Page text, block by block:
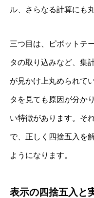
ル、さらなる計算にも
三つ目は、ピボットテ
タの取り込みなど、集
が見かけ上丸められて
タを見ても原因が分か
い特徴があります。そ
で、正しく四捨五入を
ようになります。
表示の四捨五入と